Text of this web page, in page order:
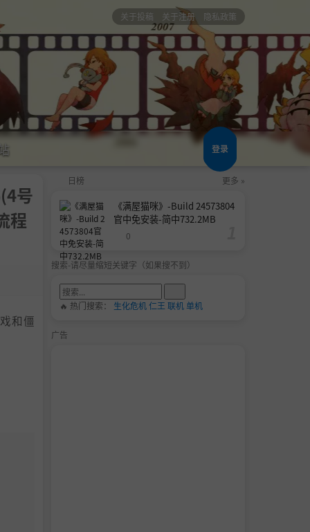
关于投稿 关于注册 隐私政策
登录
号
程
和僵
日榜 更多 »
《满屋猫咪》-Build 24573804
官中免安装-简中732.2MB
0
搜索-请尽量缩短关键字（如果搜不到）
🔥 热门搜索： 生化危机仁王 联机单机
广告